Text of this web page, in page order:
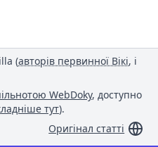
(авторів первинної Вікі, і
WebDoky, доступно
тут).
Оригінал статті